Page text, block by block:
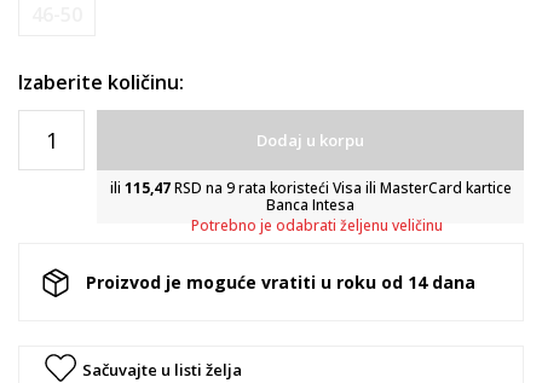
Izaberite količinu:
Dodaj u korpu
ili 115,47RSD na 9 rata koristeći Visa ili MasterCard kartice
Banca Intesa
Potrebno je odabrati željenu veličinu
Proizvod je moguće vratiti u roku od 14 dana
Sačuvajte u listi želja